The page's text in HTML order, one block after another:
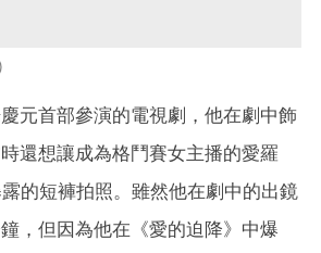
慶元首部參演的電視劇，他在劇中飾
還想讓成為格鬥賽女主播的愛羅
的短褲拍照。雖然他在劇中的出鏡
，但因為他在《愛的迫降》中爆